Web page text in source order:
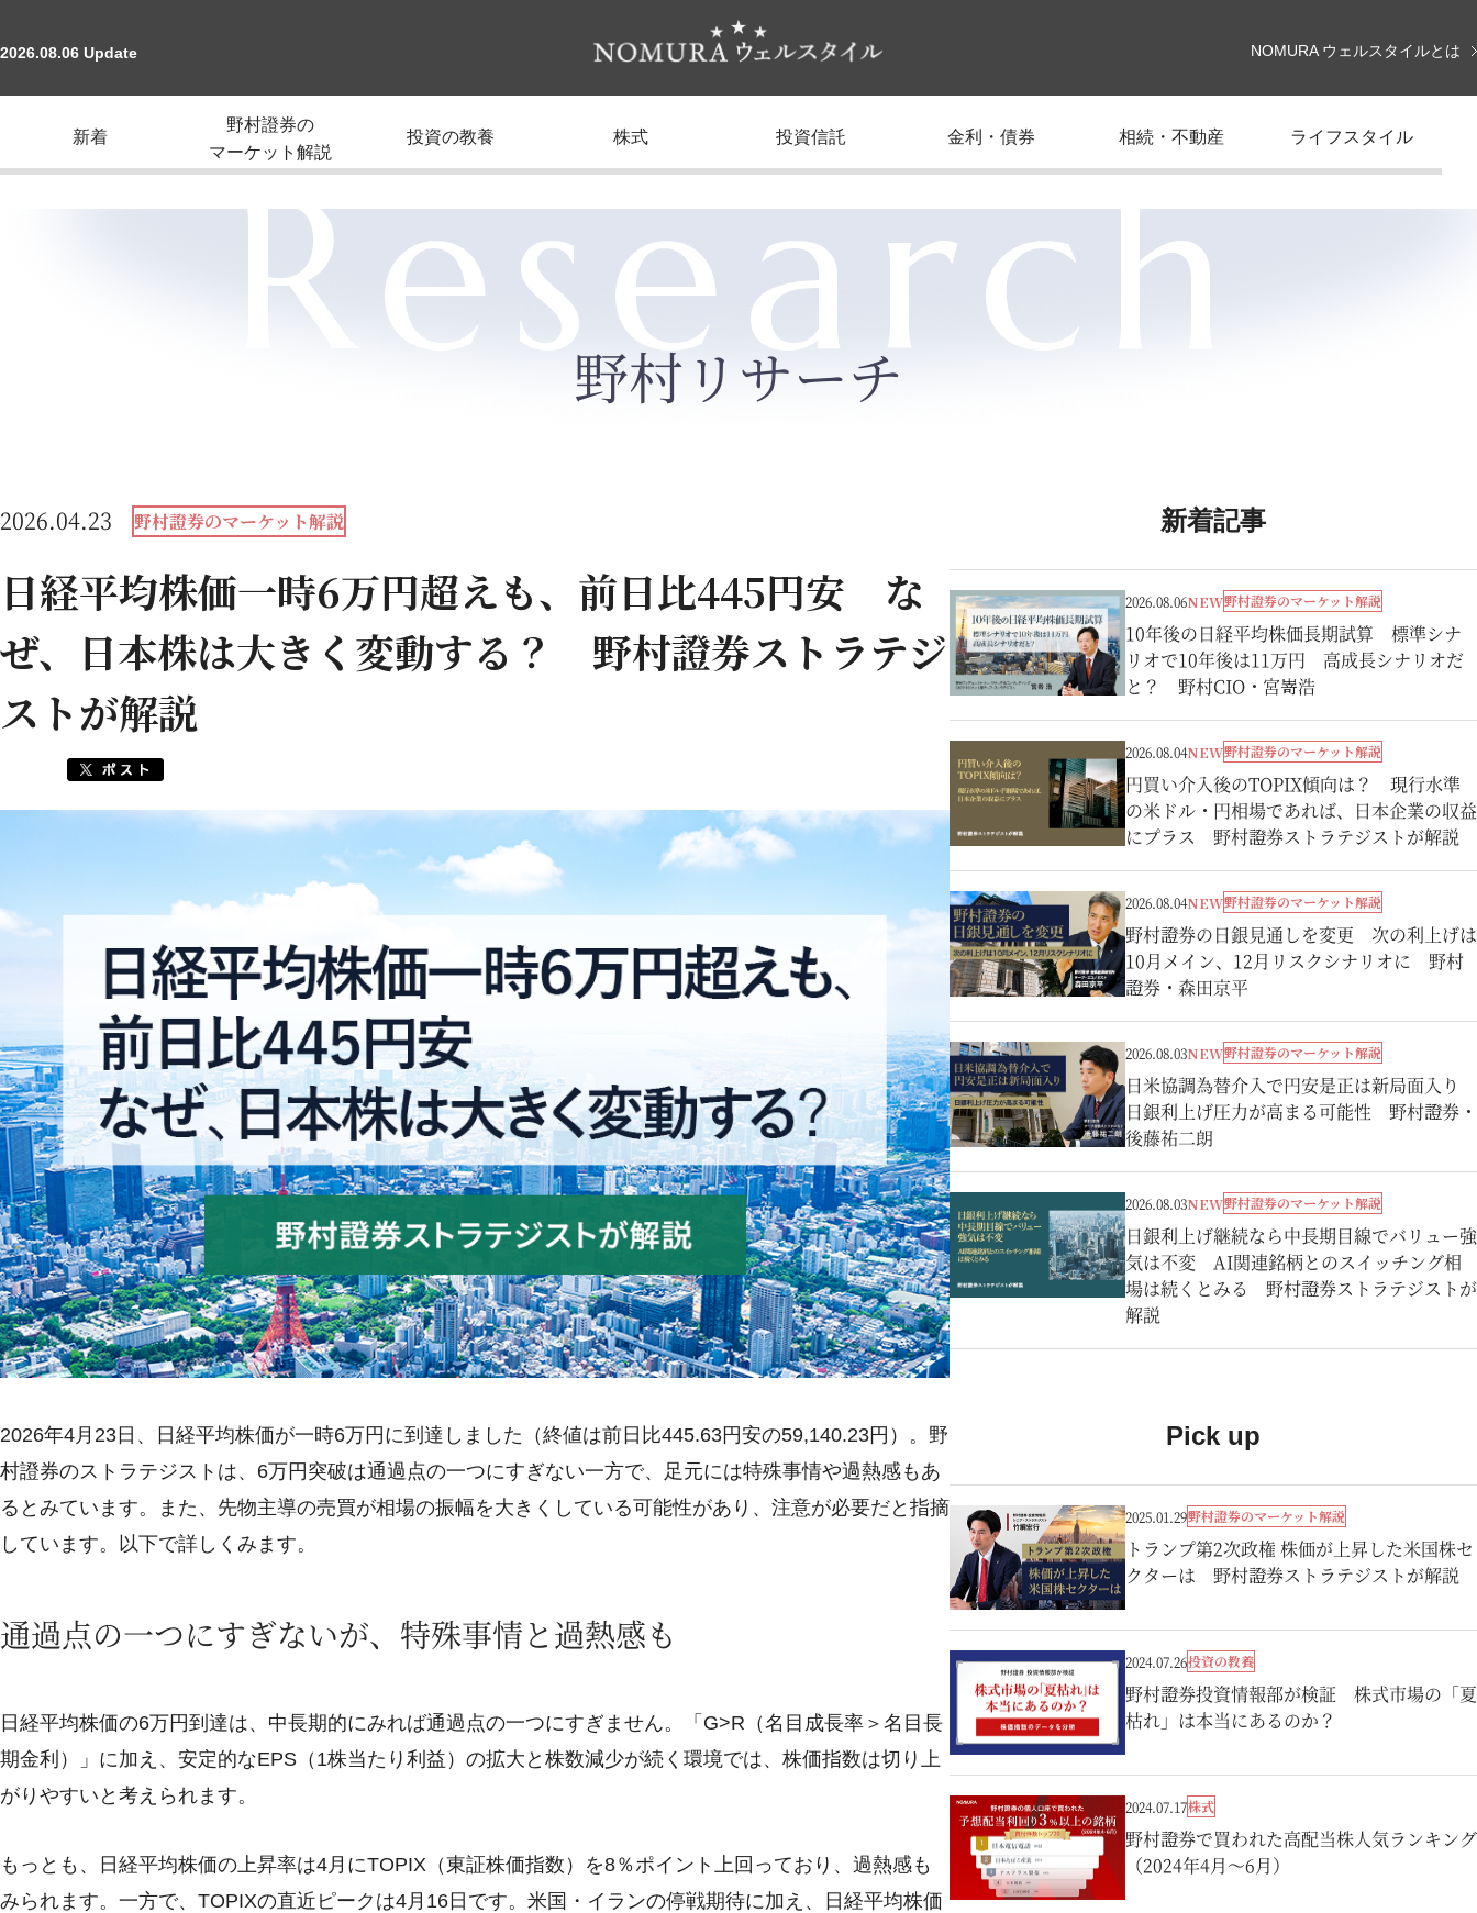
2026.08.06 Update NOMURA ウェルスタイルとは
新着
野村證券の
マーケット解説
投資の教養 株式 投資信託 金利・債券 相続・不動産 ライフスタイル
Research
野村リサーチ
2026.04.23 野村證券のマーケット解説
日経平均株価一時6万円超えも、前日比445円安 な
ぜ、日本株は大きく変動する？ 野村證券ストラテジ
ストが解説
2026年4月23日、日経平均株価が一時6万円に到達しました（終値は前日比445.63円安の59,140.23円）。野
村證券のストラテジストは、6万円突破は通過点の一つにすぎない一方で、足元には特殊事情や過熱感もあ
るとみています。また、先物主導の売買が相場の振幅を大きくしている可能性があり、注意が必要だと指摘
しています。以下で詳しくみます。
通過点の一つにすぎないが、特殊事情と過熱感も
日経平均株価の6万円到達は、中長期的にみれば通過点の一つにすぎません。「G>R（名目成長率＞名目長
期金利）」に加え、安定的なEPS（1株当たり利益）の拡大と株数減少が続く環境では、株価指数は切り上
がりやすいと考えられます。
もっとも、日経平均株価の上昇率は4月にTOPIX（東証株価指数）を8％ポイント上回っており、過熱感も
みられます。一方で、TOPIXの直近ピークは4月16日です。米国・イランの停戦期待に加え、日経平均株価
新着記事
2026.08.06NEW野村證券のマーケット解説
10年後の日経平均株価長期試算 標準シナ
リオで10年後は11万円 高成長シナリオだ
と？ 野村CIO・宮嵜浩
2026.08.04NEW野村證券のマーケット解説
円買い介入後のTOPIX傾向は？ 現行水準
の米ドル・円相場であれば、日本企業の収益
にプラス 野村證券ストラテジストが解説
2026.08.04NEW野村證券のマーケット解説
野村證券の日銀見通しを変更 次の利上げは
10月メイン、12月リスクシナリオに 野村
證券・森田京平
2026.08.03NEW野村證券のマーケット解説
日米協調為替介入で円安是正は新局面入り
日銀利上げ圧力が高まる可能性 野村證券・
後藤祐二朗
2026.08.03NEW野村證券のマーケット解説
日銀利上げ継続なら中長期目線でバリュー強
気は不変 AI関連銘柄とのスイッチング相
場は続くとみる 野村證券ストラテジストが
解説
Pick up
2025.01.29野村證券のマーケット解説
トランプ第2次政権 株価が上昇した米国株セ
クターは 野村證券ストラテジストが解説
2024.07.26投資の教養
野村證券投資情報部が検証 株式市場の「夏
枯れ」は本当にあるのか？
2024.07.17株式
野村證券で買われた高配当株人気ランキング
（2024年4月～6月）